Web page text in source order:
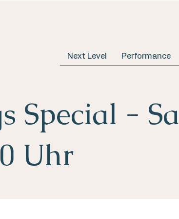
Next Level Performance
Special - Sa
Uhr